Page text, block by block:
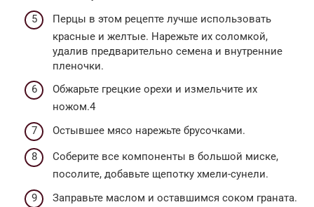
Перцы в этом рецепте лучше использовать
красные и желтые. Нарежьте их соломкой,
удалив предварительно семена и внутренние
пленочки.
Обжарьте грецкие орехи и измельчите их
ножом.4
Остывшее мясо нарежьте брусочками.
Соберите все компоненты в большой миске,
посолите, добавьте щепотку хмели-сунели.
Заправьте маслом и оставшимся соком граната.